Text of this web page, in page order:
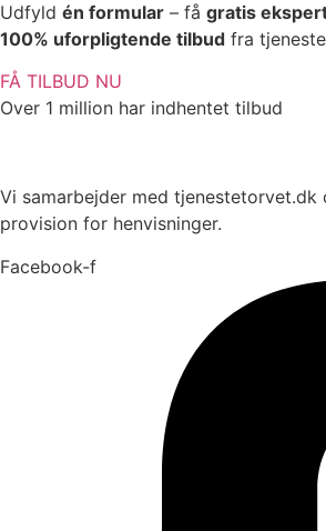
Udfyld én formular – få gratis
100% uforpligtende tilbud fra
FÅ TILBUD NU
Over 1 million har indhentet tilbud
Vi samarbejder med tjenestetorvet.dk
provision for henvisninger.
Facebook-f